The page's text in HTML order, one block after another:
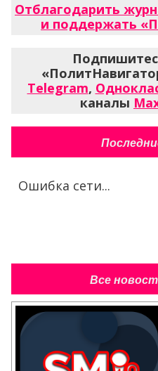
Отблагодарить
и поддержать
Telegram,
каналы
Ошибка сети...
Все